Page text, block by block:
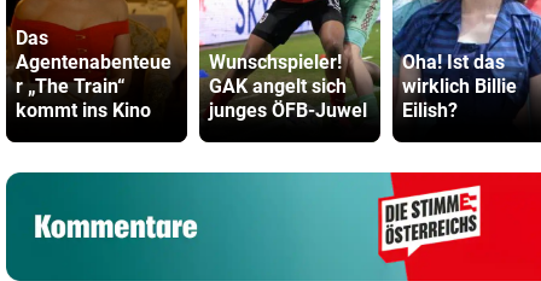
Das
Agentenabenteue
r „The Train“
kommt ins Kino
Wunschspieler!
GAK angelt sich
junges ÖFB-Juwel
Oha! Ist das
wirklich Billie
Eilish?